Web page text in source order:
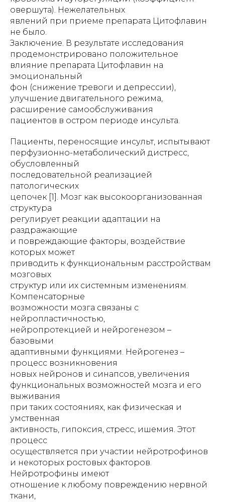
овершута). Нежелательных
явлений при приеме препарата Цитофлавин
не было.
Заключение. В результате исследования
продемонстрировано положительное
влияние препарата Цитофлавин на
эмоциональный
фон (снижение тревоги и депрессии),
улучшение двигательного режима,
расширение самообслуживания
пациентов в остром периоде инсульта.
Пациенты, переносящие инсульт, испытывают
перфузионно-метаболический дистресс,
обусловленный
последовательной реализацией
патологических
цепочек [1]. Мозг как высокоорганизованная
структура
регулирует реакции адаптации на
раздражающие
и повреждающие факторы, воздействие
которых может
приводить к функциональным расстройствам
мозговых
структур или их системным изменениям.
Компенсаторные
возможности мозга связаны с
нейропластичностью,
нейропротекцией и нейрогенезом –
базовыми
адаптивными функциями. Нейрогенез –
процесс возникновения
новых нейронов и синапсов, увеличения
функциональных возможностей мозга и его
выживания
при таких состояниях, как физическая и
умственная
активность, гипоксия, стресс, ишемия. Этот
процесс
осуществляется при участии нейротрофинов
и некоторых ростовых факторов.
Нейротрофины имеют
отношение к любому повреждению нервной
ткани,